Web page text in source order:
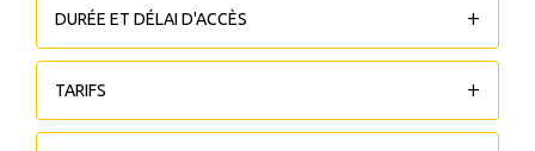
DURÉE ET DÉLAI D'ACCÈS
TARIFS